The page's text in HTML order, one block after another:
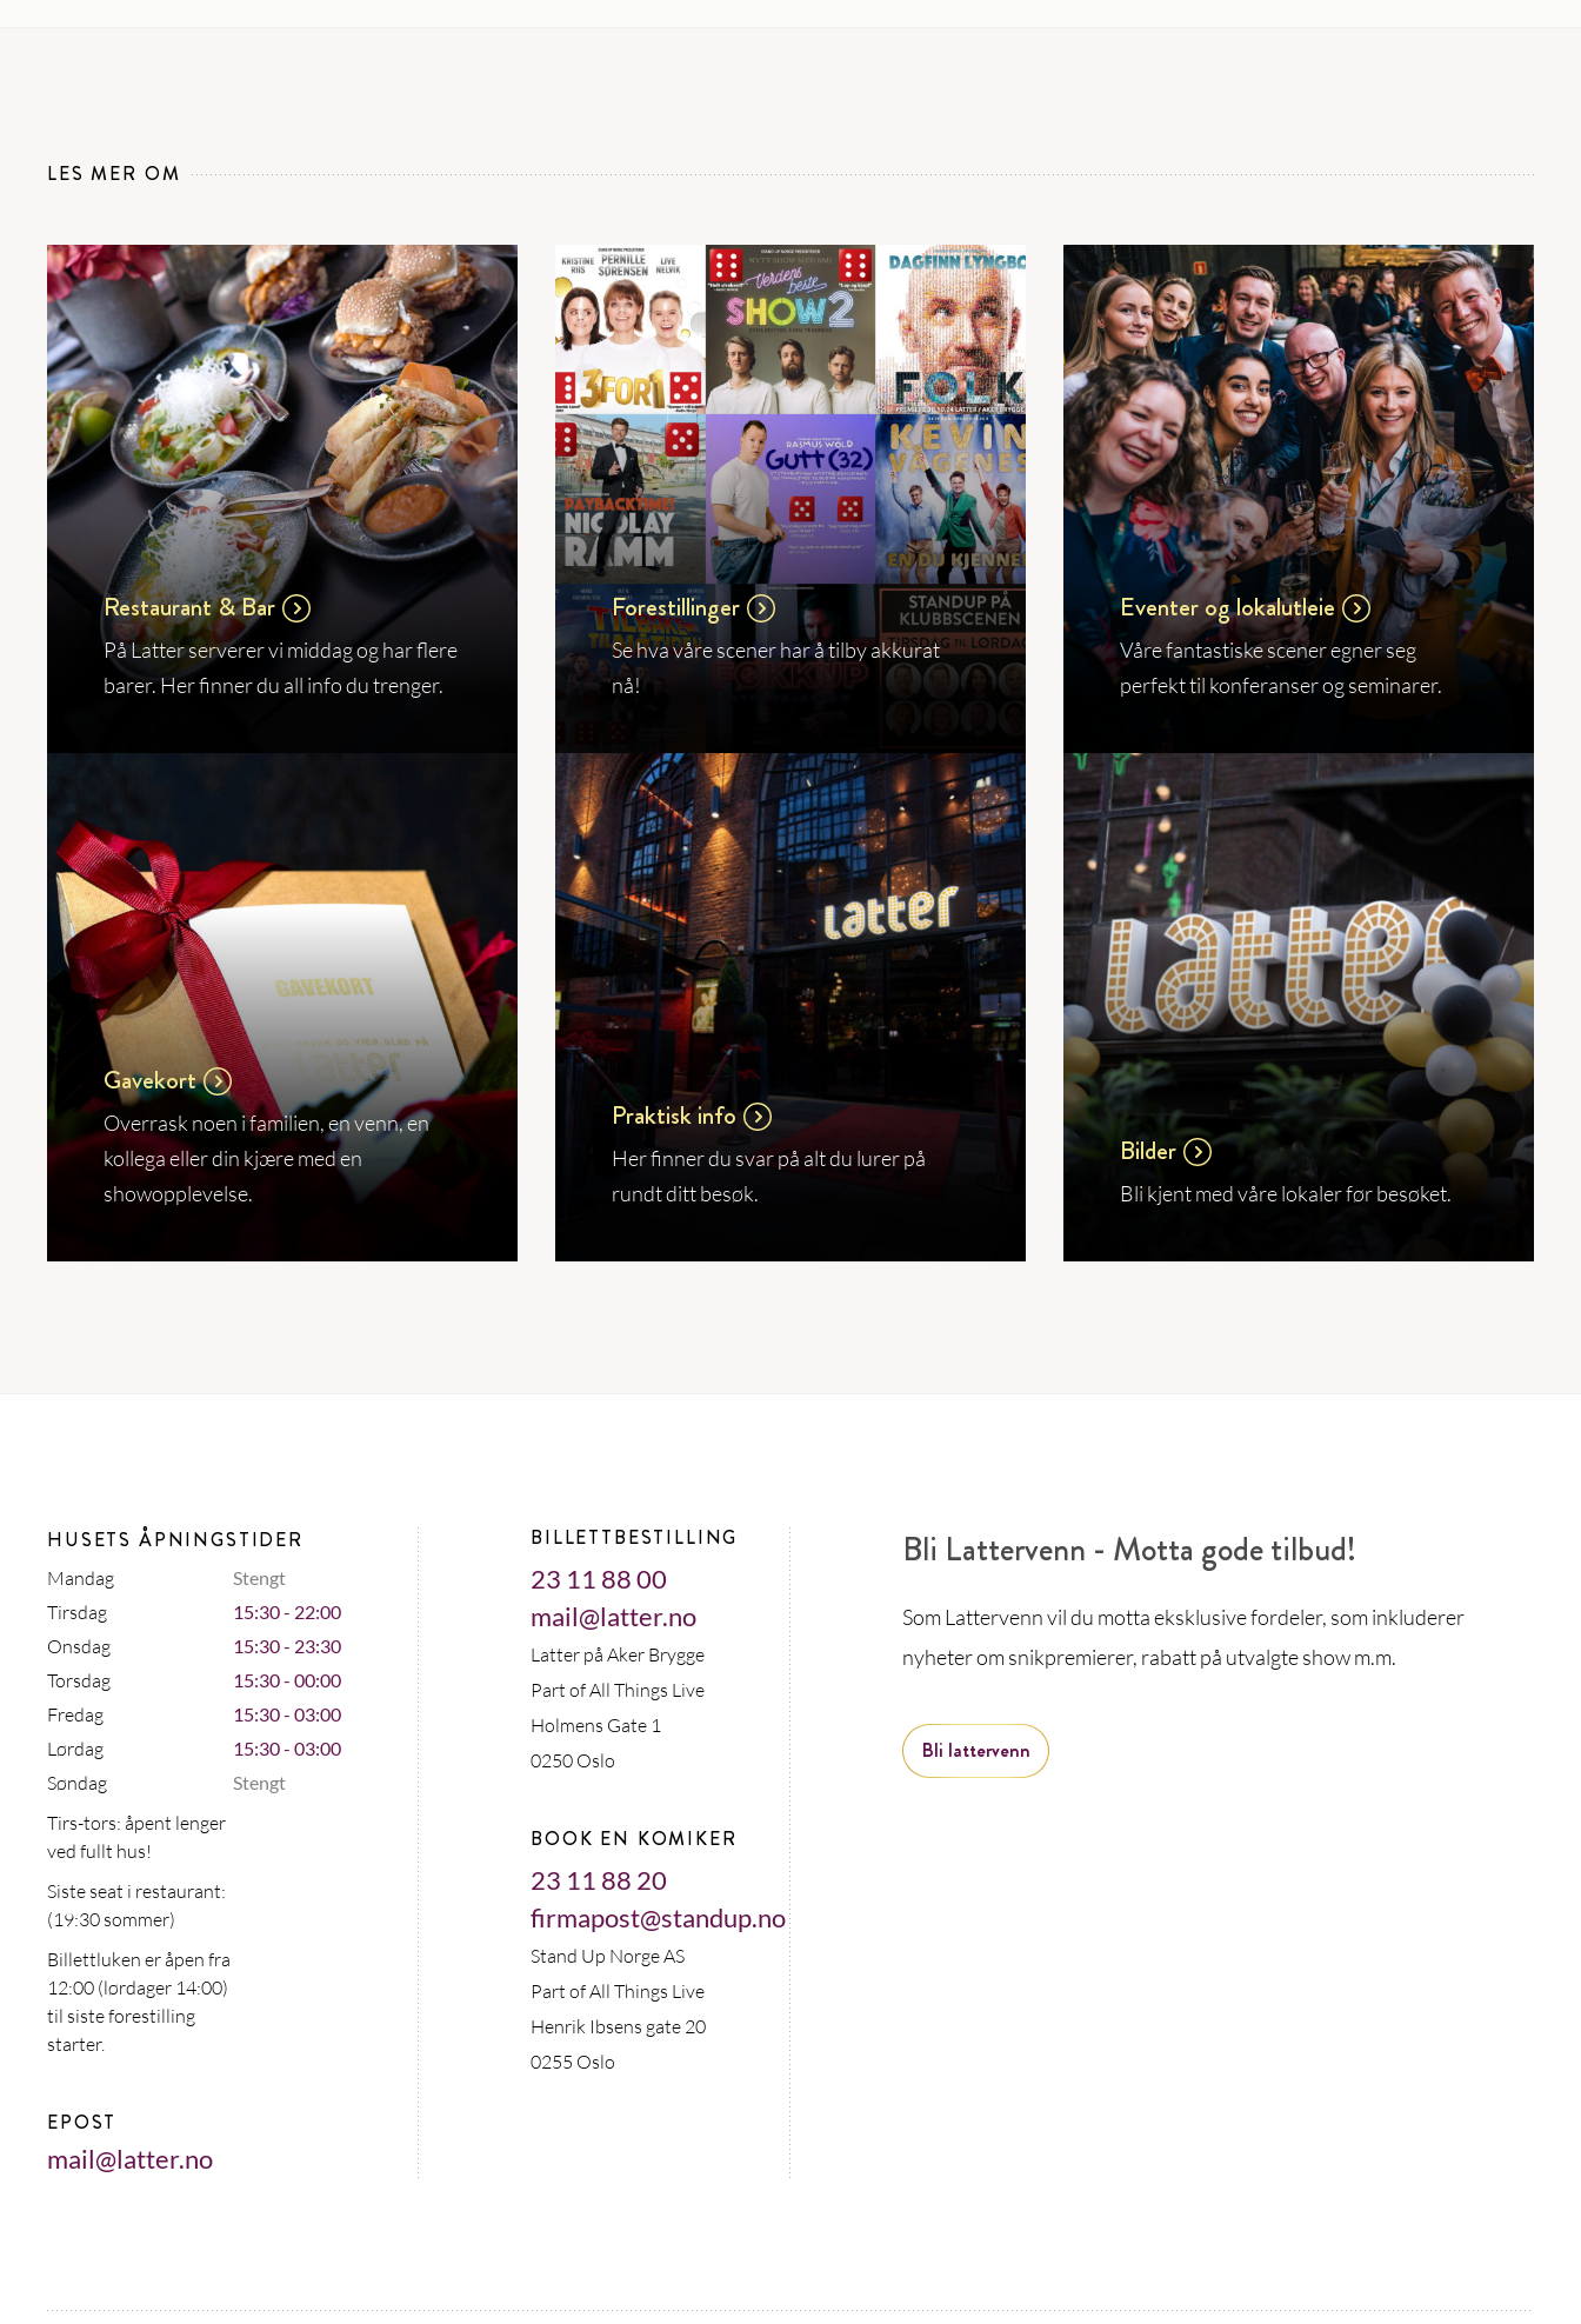
LES MER OM
Restaurant & Bar
På Latter serverer vi middag og har flere
barer. Her finner du all info du trenger.
Forestillinger
Se hva våre scener har å tilby akkurat
nå!
Eventer og lokalutleie
Våre fantastiske scener egner seg
perfekt til konferanser og seminarer.
Gavekort
Overrask noen i familien, en venn, en
kollega eller din kjære med en
showopplevelse.
Praktisk info
Her finner du svar på alt du lurer på
rundt ditt besøk.
Bilder
Bli kjent med våre lokaler før besøket.
HUSETS ÅPNINGSTIDER
Mandag Stengt
Tirsdag 15:30 - 22:00
Onsdag 15:30 - 23:30
Torsdag 15:30 - 00:00
Fredag 15:30 - 03:00
Lørdag 15:30 - 03:00
Søndag Stengt
Tirs-tors: åpent lenger
ved fullt hus!
Siste seat i restaurant:
(19:30 sommer)
Billettluken er åpen fra
12:00 (lørdager 14:00)
til siste forestilling
starter.
EPOST
mail@latter.no
BILLETTBESTILLING
23 11 88 00
mail@latter.no
Latter på Aker Brygge
Part of All Things Live
Holmens Gate 1
0250 Oslo
BOOK EN KOMIKER
23 11 88 20
firmapost@standup.no
Stand Up Norge AS
Part of All Things Live
Henrik Ibsens gate 20
0255 Oslo
Bli Lattervenn - Motta gode tilbud!
Som Lattervenn vil du motta eksklusive fordeler, som inkluderer
nyheter om snikpremierer, rabatt på utvalgte show m.m.
Bli lattervenn